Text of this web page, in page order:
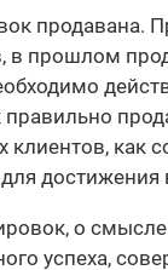
продавана.
прошлом
как
достижения
о
успеха,